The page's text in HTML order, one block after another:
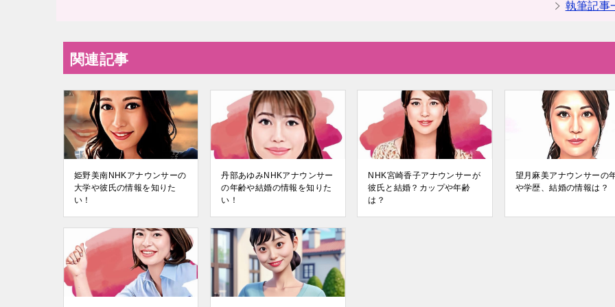
執筆記事
関連記事
姫野美南NHKアナウンサーの
大学や彼氏の情報を知りた
い！
丹部あゆみNHKアナウンサー
の年齢や結婚の情報を知りた
い！
NHK宮崎香子アナウンサーが
彼氏と結婚？カップや年齢
は？
望月麻美アナウンサーの
や学歴、結婚の情報は？